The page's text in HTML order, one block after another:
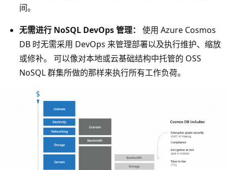
间。
无需进行 NoSQL DevOps 管理：
使用 Azure Cosmos
DB 时无需采用 DevOps 来管理部署以及执行维护、缩放
或修补。 可以像对本地或云基础结构中托管的 OSS
NoSQL 群集所做的那样来执行所有工作负荷。